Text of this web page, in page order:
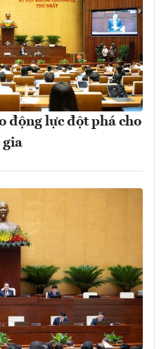
động lực đột phá cho
gia